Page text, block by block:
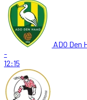
ADO Den
-
12:15